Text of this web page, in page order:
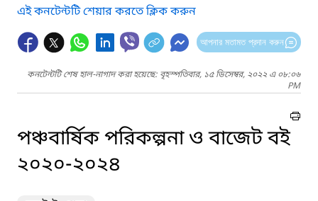
এই কনটেন্টটি শেয়ার করতে ক্লিক করুন
আপনার মতামত প্রদান করুন
কনটেন্টটি শেষ হাল-নাগাদ করা হয়েছে: বৃহস্পতিবার, ১৫ ডিসেম্বর, ২০২২ এ ০৮:০৬
PM
পঞ্চবার্ষিক পরিকল্পনা ও বাজেট বই
২০২০-২০২৪